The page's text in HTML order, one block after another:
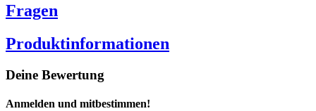
Fragen
Produktinformationen
Deine Bewertung
Anmelden und mitbestimmen!